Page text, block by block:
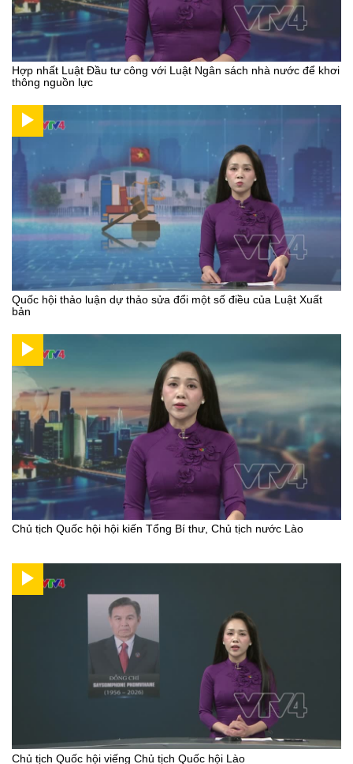
Hợp nhất Luật Đầu tư công với Luật Ngân sách nhà nước để khơi
thông nguồn lực
Quốc hội thảo luận dự thảo sửa đổi một số điều của Luật Xuất
bản
Chủ tịch Quốc hội hội kiến Tổng Bí thư, Chủ tịch nước Lào
Chủ tịch Quốc hội viếng Chủ tịch Quốc hội Lào